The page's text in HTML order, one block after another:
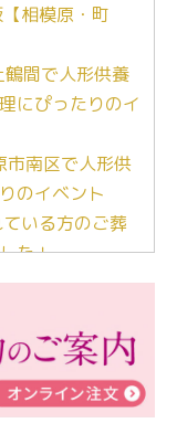
相模原・町
鶴間で人形供養
にぴったりのイ
南区で人形供
のイベント
いる方のご葬
た！
マンガで学
ハウス®町田成
害の寄付のご報